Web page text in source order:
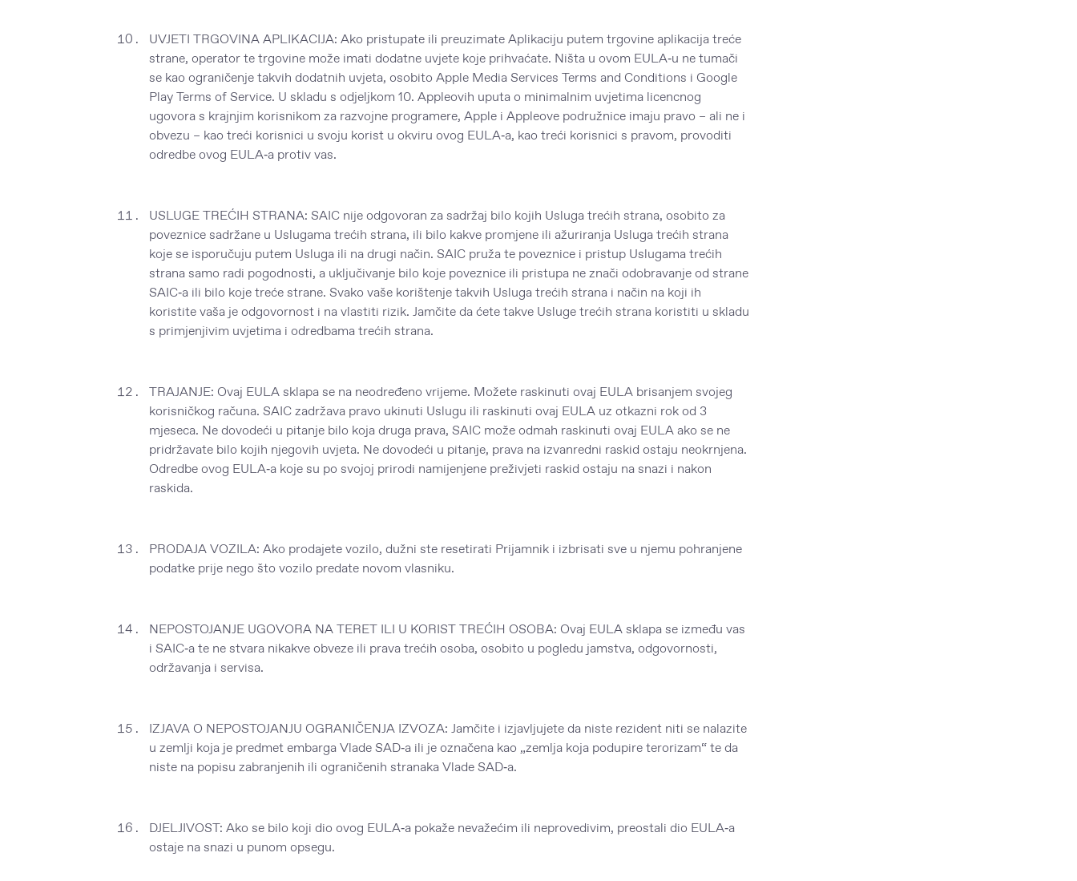
UVJETI TRGOVINA APLIKACIJA: Ako pristupate ili preuzimate Aplikaciju putem trgovine aplikacija treće
strane, operator te trgovine može imati dodatne uvjete koje prihvaćate. Ništa u ovom EULA‑u ne tumači
se kao ograničenje takvih dodatnih uvjeta, osobito Apple Media Services Terms and Conditions i Google
Play Terms of Service. U skladu s odjeljkom 10. Appleovih uputa o minimalnim uvjetima licencnog
ugovora s krajnjim korisnikom za razvojne programere, Apple i Appleove podružnice imaju pravo – ali ne i
obvezu – kao treći korisnici u svoju korist u okviru ovog EULA‑a, kao treći korisnici s pravom, provoditi
odredbe ovog EULA‑a protiv vas.
USLUGE TREĆIH STRANA: SAIC nije odgovoran za sadržaj bilo kojih Usluga trećih strana, osobito za
poveznice sadržane u Uslugama trećih strana, ili bilo kakve promjene ili ažuriranja Usluga trećih strana
koje se isporučuju putem Usluga ili na drugi način. SAIC pruža te poveznice i pristup Uslugama trećih
strana samo radi pogodnosti, a uključivanje bilo koje poveznice ili pristupa ne znači odobravanje od strane
SAIC‑a ili bilo koje treće strane. Svako vaše korištenje takvih Usluga trećih strana i način na koji ih
koristite vaša je odgovornost i na vlastiti rizik. Jamčite da ćete takve Usluge trećih strana koristiti u skladu
s primjenjivim uvjetima i odredbama trećih strana.
TRAJANJE: Ovaj EULA sklapa se na neodređeno vrijeme. Možete raskinuti ovaj EULA brisanjem svojeg
korisničkog računa. SAIC zadržava pravo ukinuti Uslugu ili raskinuti ovaj EULA uz otkazni rok od 3
mjeseca. Ne dovodeći u pitanje bilo koja druga prava, SAIC može odmah raskinuti ovaj EULA ako se ne
pridržavate bilo kojih njegovih uvjeta. Ne dovodeći u pitanje, prava na izvanredni raskid ostaju neokrnjena.
Odredbe ovog EULA‑a koje su po svojoj prirodi namijenjene preživjeti raskid ostaju na snazi i nakon
raskida.
PRODAJA VOZILA: Ako prodajete vozilo, dužni ste resetirati Prijamnik i izbrisati sve u njemu pohranjene
podatke prije nego što vozilo predate novom vlasniku.
NEPOSTOJANJE UGOVORA NA TERET ILI U KORIST TREĆIH OSOBA: Ovaj EULA sklapa se između vas
i SAIC‑a te ne stvara nikakve obveze ili prava trećih osoba, osobito u pogledu jamstva, odgovornosti,
održavanja i servisa.
IZJAVA O NEPOSTOJANJU OGRANIČENJA IZVOZA: Jamčite i izjavljujete da niste rezident niti se nalazite
u zemlji koja je predmet embarga Vlade SAD‑a ili je označena kao „zemlja koja podupire terorizam“ te da
niste na popisu zabranjenih ili ograničenih stranaka Vlade SAD‑a.
DJELJIVOST: Ako se bilo koji dio ovog EULA‑a pokaže nevažećim ili neprovedivim, preostali dio EULA‑a
ostaje na snazi u punom opsegu.